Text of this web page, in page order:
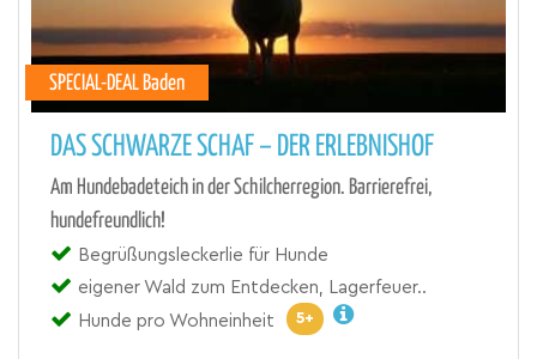
SPECIAL-DEAL Baden
DAS SCHWARZE SCHAF – DER ERLEBNISHOF
Am Hundebadeteich in der Schilcherregion. Barrierefrei,
hundefreundlich!
Begrüßungsleckerlie für Hunde
eigener Wald zum Entdecken, Lagerfeuer..
Hunde pro Wohneinheit
5+